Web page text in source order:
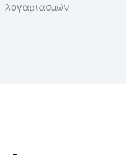
λογαριασμών